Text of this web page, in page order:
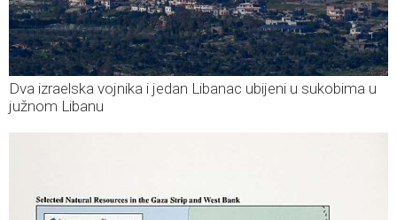
Dva izraelska vojnika i jedan Libanac ubijeni u sukobima u
južnom Libanu